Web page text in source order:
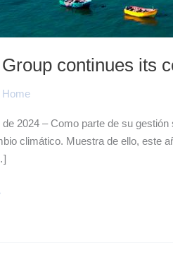
continues its
Home
de 2024 – Como parte de su
climático. Muestra de ello, este